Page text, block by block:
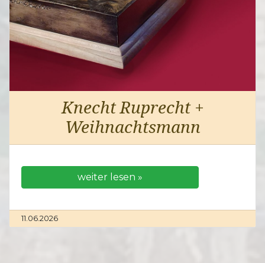
Knecht Ruprecht +
Weihnachtsmann
weiter lesen »
11.06.2026